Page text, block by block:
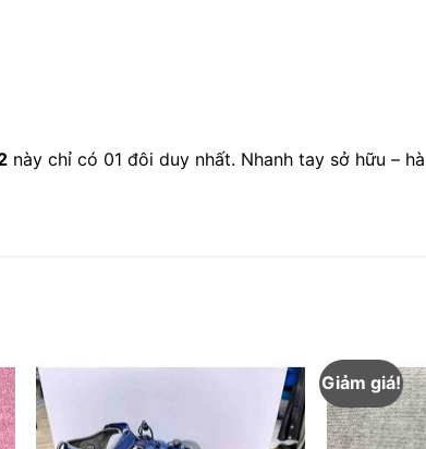
này chỉ có 01 đôi duy nhất. Nhanh tay sở hữu –
Giảm giá!